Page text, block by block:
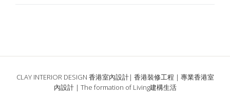
CLAY INTERIOR DESIGN 香港室內設計| 香港裝修工程 | 專業香港室
內設計 | The formation of Living建構生活